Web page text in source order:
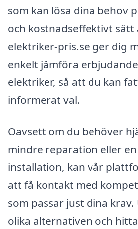
som kan lösa dina behov
och kostnadseffektivt sätt
elektriker-pris.se ger dig
enkelt jämföra
elektriker, så att du kan
informerat val.
Oavsett om du behöver
mindre reparation eller
installation, kan vår
att få kontakt med
som passar just dina
olika alternativen och